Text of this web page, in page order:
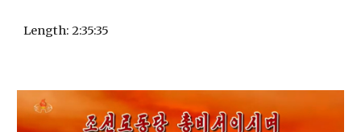
Length: 2:35:35